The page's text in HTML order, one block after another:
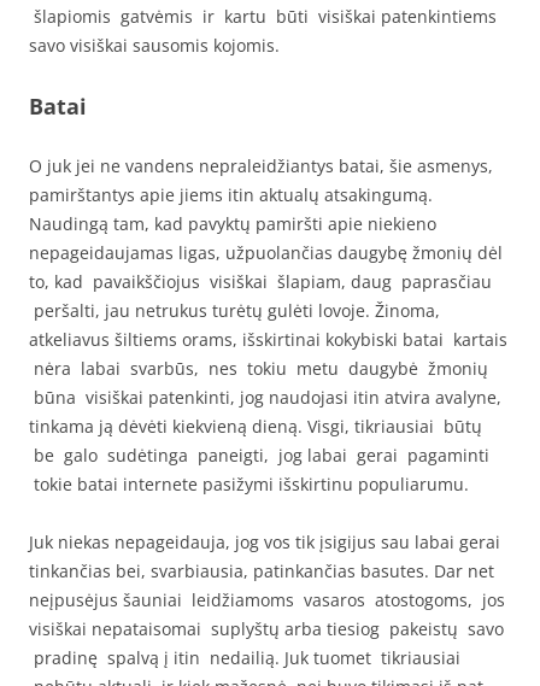
šlapiomis gatvėmis ir kartu būti visiškai patenkintiems
savo visiškai sausomis kojomis.
Batai
O juk jei ne vandens nepraleidžiantys batai, šie asmenys,
pamirštantys apie jiems itin aktualų atsakingumą.
Naudingą tam, kad pavyktų pamiršti apie niekieno
nepageidaujamas ligas, užpuolančias daugybę žmonių dėl
to, kad pavaikščiojus visiškai šlapiam, daug paprasčiau
peršalti, jau netrukus turėtų gulėti lovoje. Žinoma,
atkeliavus šiltiems orams, išskirtinai kokybiski batai kartais
nėra labai svarbūs, nes tokiu metu daugybė žmonių
būna visiškai patenkinti, jog naudojasi itin atvira avalyne,
tinkama ją dėvėti kiekvieną dieną. Visgi, tikriausiai būtų
be galo sudėtinga paneigti, jog labai gerai pagaminti
tokie batai internete pasižymi išskirtinu populiarumu.
Juk niekas nepageidauja, jog vos tik įsigijus sau labai gerai
tinkančias bei, svarbiausia, patinkančias basutes. Dar net
neįpusėjus šauniai leidžiamoms vasaros atostogoms, jos
visiškai nepataisomai suplyštų arba tiesiog pakeistų savo
pradinę spalvą į itin nedailią. Juk tuomet tikriausiai